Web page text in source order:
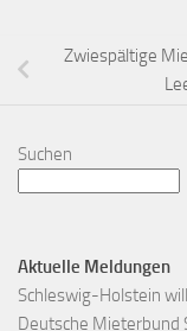
Zwiespältige
Suchen
Aktuelle Meldungen
Schleswig-Holstein
Deutsche